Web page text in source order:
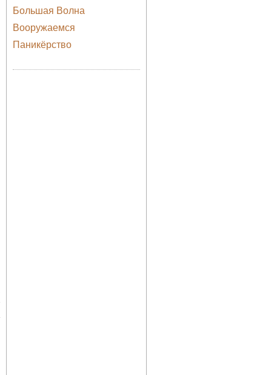
Большая Волна
Вооружаемся
Паникёрство